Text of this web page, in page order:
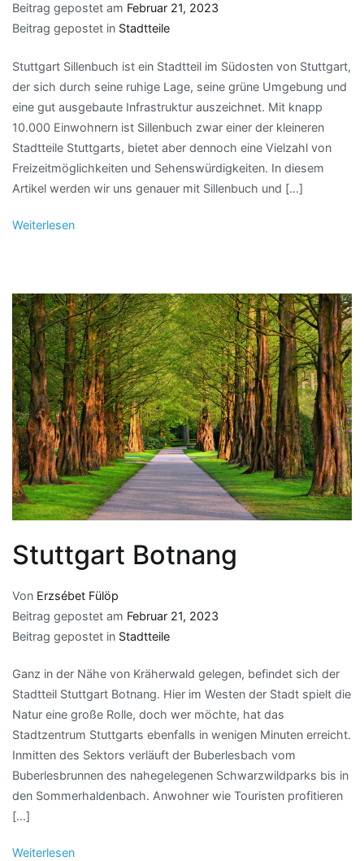
Beitrag gepostet am Februar 21, 2023
Beitrag gepostet in Stadtteile
Stuttgart Sillenbuch ist ein Stadtteil im Südosten von Stuttgart,
der sich durch seine ruhige Lage, seine grüne Umgebung und
eine gut ausgebaute Infrastruktur auszeichnet. Mit knapp
10.000 Einwohnern ist Sillenbuch zwar einer der kleineren
Stadtteile Stuttgarts, bietet aber dennoch eine Vielzahl von
Freizeitmöglichkeiten und Sehenswürdigkeiten. In diesem
Artikel werden wir uns genauer mit Sillenbuch und […]
Weiterlesen
Stuttgart Botnang
Von Erzsébet Fülöp
Beitrag gepostet am Februar 21, 2023
Beitrag gepostet in Stadtteile
Ganz in der Nähe von Kräherwald gelegen, befindet sich der
Stadtteil Stuttgart Botnang. Hier im Westen der Stadt spielt die
Natur eine große Rolle, doch wer möchte, hat das
Stadtzentrum Stuttgarts ebenfalls in wenigen Minuten erreicht.
Inmitten des Sektors verläuft der Buberlesbach vom
Buberlesbrunnen des nahegelegenen Schwarzwildparks bis in
den Sommerhaldenbach. Anwohner wie Touristen profitieren
[…]
Weiterlesen